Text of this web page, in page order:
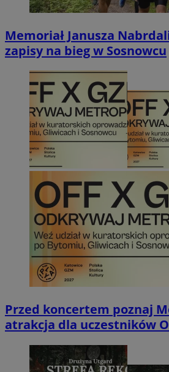
Memoriał Janusza
zapisy na bieg w Sosnowcu
Przed koncertem poznaj
atrakcja dla uczestników